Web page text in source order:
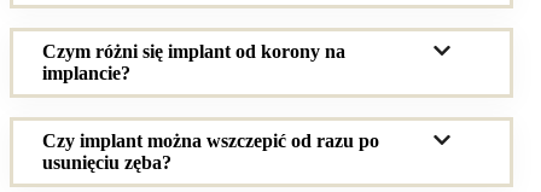
Czym różni się implant od korony na
implancie?
Czy implant można wszczepić od razu po
usunięciu zęba?